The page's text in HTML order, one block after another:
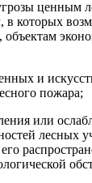
ценным
которых
объектам
и
пожара;
или
лесных